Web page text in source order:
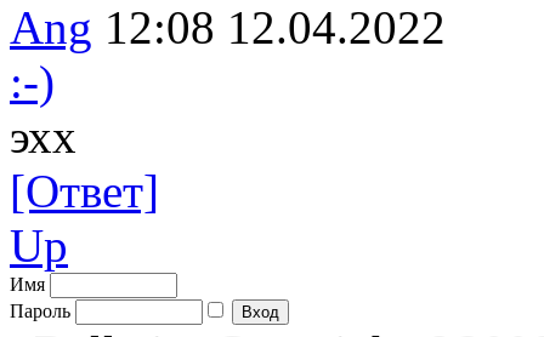
Ang 12:08 12.04.2022
:-)
эхх
[Ответ]
Up
Имя
Пароль